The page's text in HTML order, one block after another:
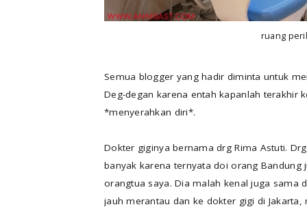
ruang
Semua blogger yang hadir diminta untuk
Deg-degan karena entah kapanlah terakhir
*menyerahkan diri*.
Dokter giginya bernama drg Rima Astuti.
banyak karena ternyata doi orang
orangtua saya. Dia malah kenal juga sama
jauh merantau dan ke dokter gigi di